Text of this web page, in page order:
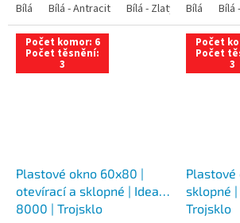
Bílá Bílá - Antracit Bílá - Zlatý dub Bílá
Bílá Bílá
Počet komor: 6
Počet těsnění:
3
Plastové okno 60x80 |
otevírací a sklopné | Ideal
8000 | Trojsklo
Počet
Počet
3
Plastové
sklopné
Trojsklo